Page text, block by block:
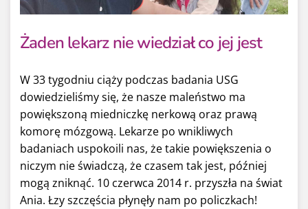
Żaden lekarz nie wiedział co jej jest
W 33 tygodniu ciąży podczas badania USG
dowiedzieliśmy się, że nasze maleństwo ma
powiększoną miedniczkę nerkową oraz prawą
komorę mózgową. Lekarze po wnikliwych
badaniach uspokoili nas, że takie powiększenia o
niczym nie świadczą, że czasem tak jest, później
mogą zniknąć. 10 czerwca 2014 r. przyszła na świat
Ania. Łzy szczęścia płynęły nam po policzkach!